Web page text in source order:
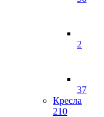
2
37
Кресла
210